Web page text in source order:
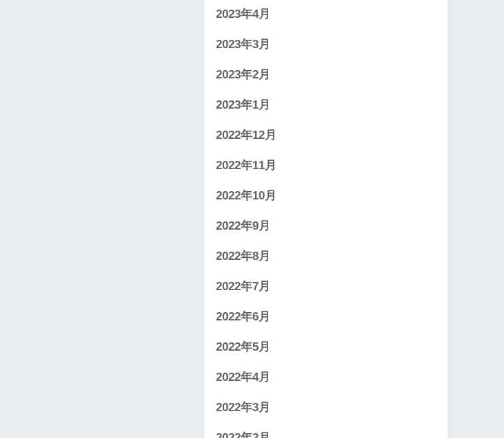
2023年4月
2023年3月
2023年2月
2023年1月
2022年12月
2022年11月
2022年10月
2022年9月
2022年8月
2022年7月
2022年6月
2022年5月
2022年4月
2022年3月